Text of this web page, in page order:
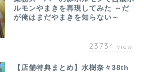
ルモンやまきを再現してみた ～だ
が俺はまだやまきを知らない～
23734 view
【店舗特典まとめ】水樹奈々38th